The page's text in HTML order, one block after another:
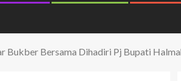
Bukber Bersama Dihadiri Pj Bupati